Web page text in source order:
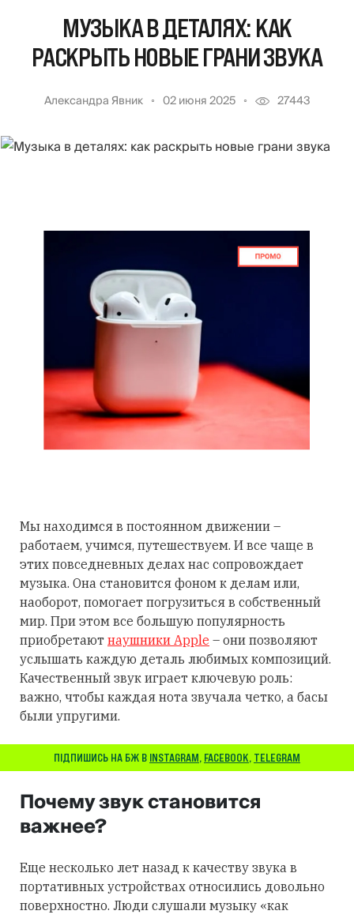
МУЗЫКА В ДЕТАЛЯХ: КАК
РАСКРЫТЬ НОВЫЕ ГРАНИ ЗВУКА
Александра Явник 02 июня 2025 27443
Мы находимся в постоянном движении –
работаем, учимся, путешествуем. И все чаще в
этих повседневных делах нас сопровождает
музыка. Она становится фоном к делам или,
наоборот, помогает погрузиться в собственный
мир. При этом все большую популярность
приобретают наушники Apple – они позволяют
услышать каждую деталь любимых композиций.
Качественный звук играет ключевую роль:
важно, чтобы каждая нота звучала четко, а басы
были упругими.
ПІДПИШИСЬ НА БЖ В INSTAGRAM, FACEBOOK, TELEGRAM
Почему звук становится
важнее?
Еще несколько лет назад к качеству звука в
портативных устройствах относились довольно
поверхностно. Люди слушали музыку «как